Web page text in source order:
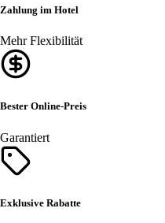
Zahlung im Hotel
Mehr Flexibilität
Bester Online-Preis
Garantiert
Exklusive Rabatte